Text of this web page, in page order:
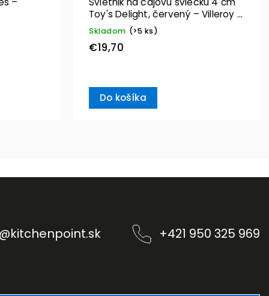
Toy's Delight, červený – Villeroy &
Boch
Skladom (>5 ks)
€19,70
Do košíka
kitchenpoint.sk +421 950 325 969